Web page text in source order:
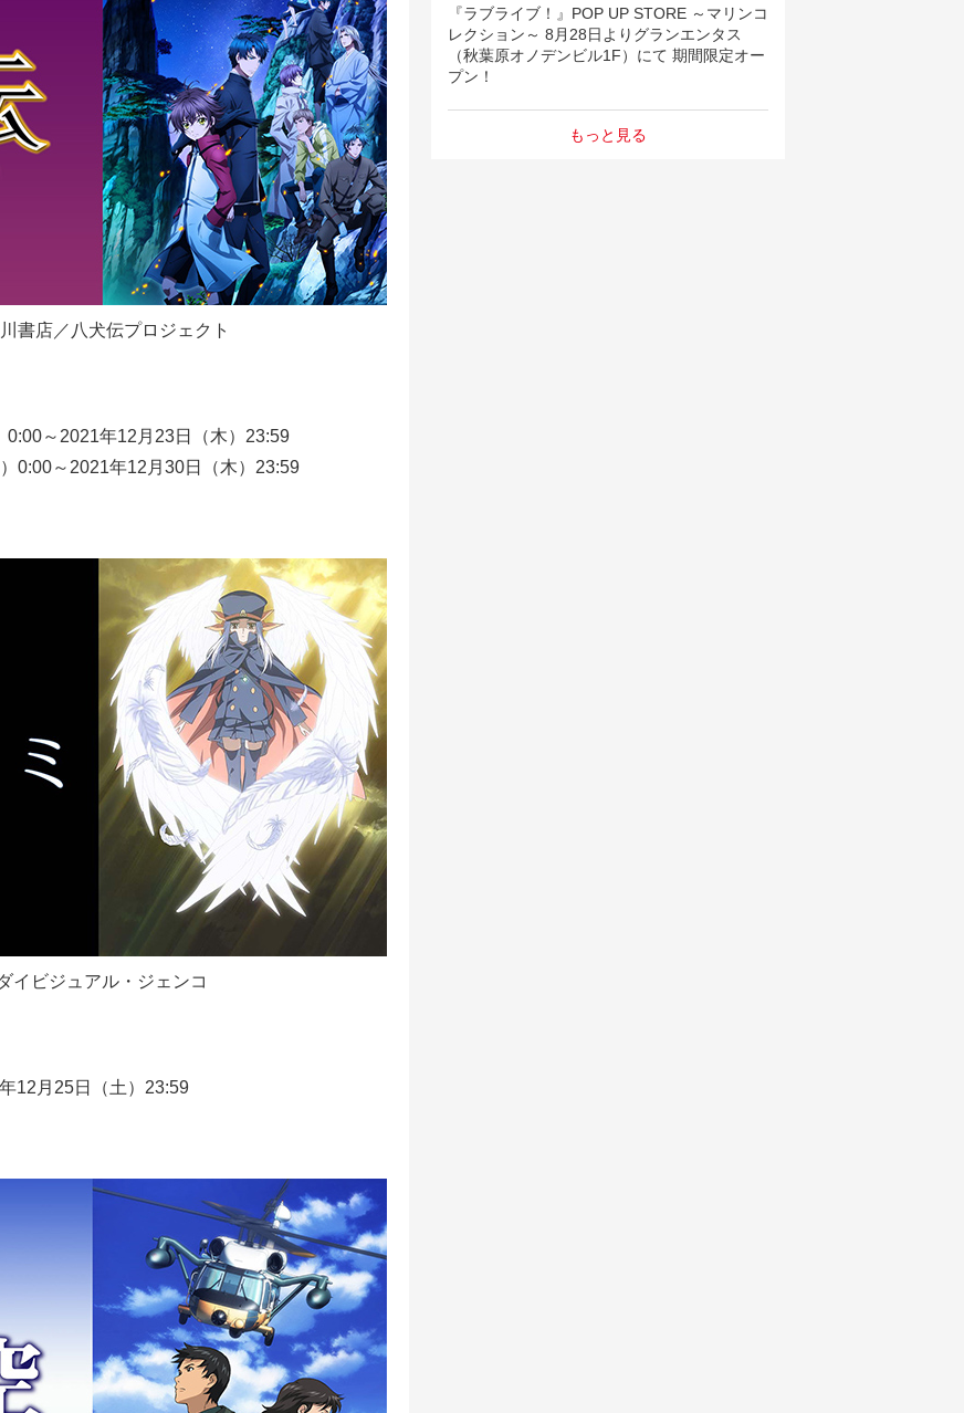
書店／八犬伝プロジェクト
0:00～2021年12月23日（木）23:59
0:00～2021年12月30日（木）23:59
イビジュアル・ジェンコ
12月25日（土）23:59
『ラブライブ！』POP UP STORE ～マリンコ
レクション～ 8月28日よりグランエンタス
（秋葉原オノデンビル1F）にて 期間限定オー
プン！
もっと見る